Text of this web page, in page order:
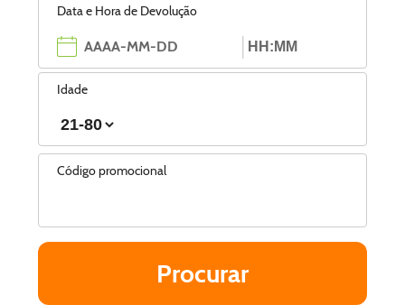
Data e Hora de Devolução
Idade
Código promocional